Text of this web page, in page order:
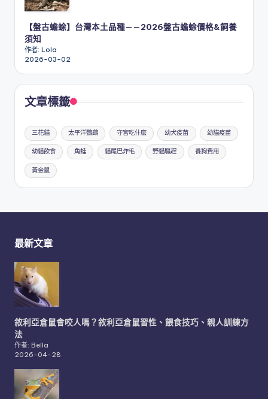
【盤古蟾蜍】台灣本土品種——2026盤古蟾蜍價格&飼養
須知
作者: Lola
2026-03-02
文章標籤
三花貓 太平洋鸚鵡 守宮吃什麼 幼犬疫苗 幼貓疫苗
幼貓飲食 角蛙 貓尾巴炸毛 野貓驅趕 養狗費用
黃金鼠
最新文章
敘利亞倉鼠會咬人嗎？敘利亞倉鼠習性、餵食技巧、親人訓練方
法
作者: Bella
2026-04-28